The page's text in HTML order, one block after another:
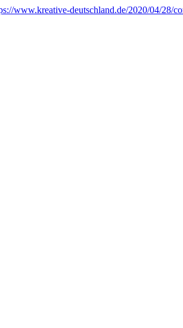
www.kreative-deutschland.de/2020/04/28/